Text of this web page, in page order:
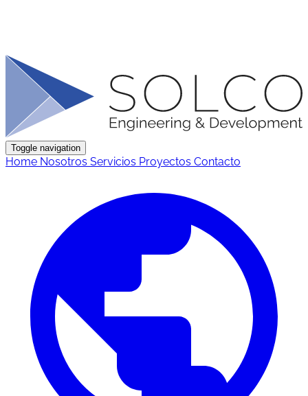
Toggle navigation
Home Nosotros Servicios Proyectos Contacto